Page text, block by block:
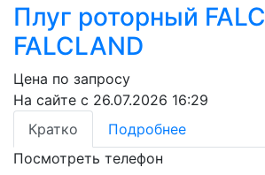
Плуг роторный FALC
FALCLAND
Цена по запросу
На сайте с 26.07.2026 16:29
Кратко
Подробнее
Посмотреть телефон